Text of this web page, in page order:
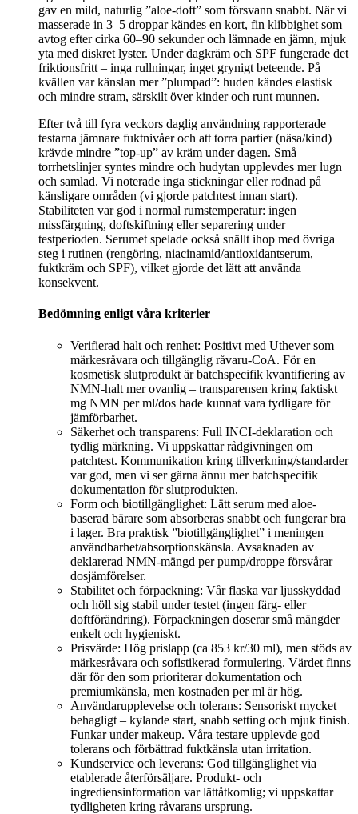
gav en mild, naturlig ”aloe-doft” som försvann snabbt. När vi
masserade in 3–5 droppar kändes en kort, fin klibbighet som
avtog efter cirka 60–90 sekunder och lämnade en jämn, mjuk
yta med diskret lyster. Under dagkräm och SPF fungerade det
friktionsfritt – inga rullningar, inget grynigt beteende. På
kvällen var känslan mer ”plumpad”: huden kändes elastisk
och mindre stram, särskilt över kinder och runt munnen.
Efter två till fyra veckors daglig användning rapporterade
testarna jämnare fuktnivåer och att torra partier (näsa/kind)
krävde mindre ”top-up” av kräm under dagen. Små
torrhetslinjer syntes mindre och hudytan upplevdes mer lugn
och samlad. Vi noterade inga stickningar eller rodnad på
känsligare områden (vi gjorde patchtest innan start).
Stabiliteten var god i normal rumstemperatur: ingen
missfärgning, doftskiftning eller separering under
testperioden. Serumet spelade också snällt ihop med övriga
steg i rutinen (rengöring, niacinamid/antioxidantserum,
fuktkräm och SPF), vilket gjorde det lätt att använda
konsekvent.
Bedömning enligt våra kriterier
Verifierad halt och renhet: Positivt med Uthever som
märkesråvara och tillgänglig råvaru-CoA. För en
kosmetisk slutprodukt är batchspecifik kvantifiering av
NMN-halt mer ovanlig – transparensen kring faktiskt
mg NMN per ml/dos hade kunnat vara tydligare för
jämförbarhet.
Säkerhet och transparens: Full INCI-deklaration och
tydlig märkning. Vi uppskattar rådgivningen om
patchtest. Kommunikation kring tillverkning/standarder
var god, men vi ser gärna ännu mer batchspecifik
dokumentation för slutprodukten.
Form och biotillgänglighet: Lätt serum med aloe-
baserad bärare som absorberas snabbt och fungerar bra
i lager. Bra praktisk ”biotillgänglighet” i meningen
användbarhet/absorptionskänsla. Avsaknaden av
deklarerad NMN-mängd per pump/droppe försvårar
dosjämförelser.
Stabilitet och förpackning: Vår flaska var ljusskyddad
och höll sig stabil under testet (ingen färg- eller
doftförändring). Förpackningen doserar små mängder
enkelt och hygieniskt.
Prisvärde: Hög prislapp (ca 853 kr/30 ml), men stöds av
märkesråvara och sofistikerad formulering. Värdet finns
där för den som prioriterar dokumentation och
premiumkänsla, men kostnaden per ml är hög.
Användarupplevelse och tolerans: Sensoriskt mycket
behagligt – kylande start, snabb setting och mjuk finish.
Funkar under makeup. Våra testare upplevde god
tolerans och förbättrad fuktkänsla utan irritation.
Kundservice och leverans: God tillgänglighet via
etablerade återförsäljare. Produkt- och
ingrediensinformation var lättåtkomlig; vi uppskattar
tydligheten kring råvarans ursprung.